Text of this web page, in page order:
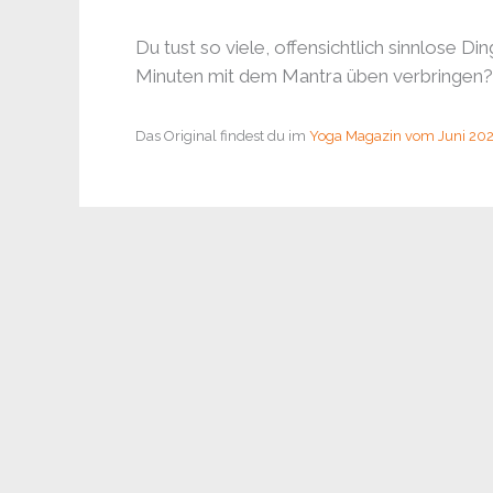
Du tust so viele, offensichtlich sinnlose
Minuten mit dem Mantra üben verbringen?
Das Original findest du im Yoga Magazin vom Juni